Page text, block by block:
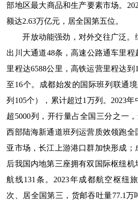
部地区最大商品和生产要素市场。
额达2.63万亿元，居全国第五位。
开放动能强劲，对外交往广泛。
出川大通道48条，高速公路通车里程
里程达6588公里，高铁运营里程达到
至16个。成都始发的国际班列联通
列 105个），累计超过1万列。2023
超5000列，开行量占全国三分之一
西部陆海新通道班列运营质效领跑
亚市场，长江上游港口群加快形成；
后我国内地第三座拥有双国际枢纽
航线131条。2023年成都航空枢纽
次、居全国第三，货邮吞吐量77.1万